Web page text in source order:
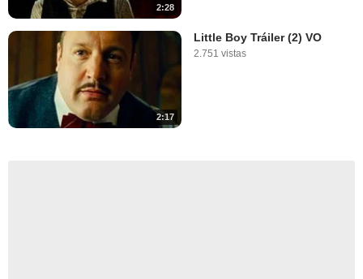
2:28
2:17
Little Boy Tráiler (2) VO
2.751 vistas